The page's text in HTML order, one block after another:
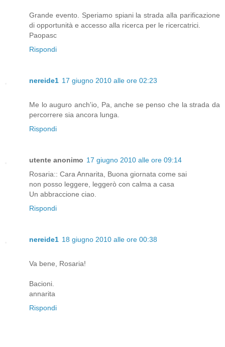
Grande evento. Speriamo spiani la strada alla parificazione
di opportunità e accesso alla ricerca per le ricercatrici.
Paopasc
Rispondi
nereide1 17 giugno 2010 alle ore 02:23
Me lo auguro anch'io, Pa, anche se penso che la strada da
percorrere sia ancora lunga.
Rispondi
utente anonimo 17 giugno 2010 alle ore 09:14
Rosaria:: Cara Annarita, Buona giornata come sai
non posso leggere, leggerò con calma a casa
Un abbraccione ciao.
Rispondi
nereide1 18 giugno 2010 alle ore 00:38
Va bene, Rosaria!
Bacioni.
annarita
Rispondi